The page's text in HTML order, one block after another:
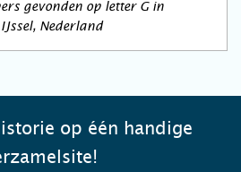
gevonden op letter G in
Nederland
op één handige